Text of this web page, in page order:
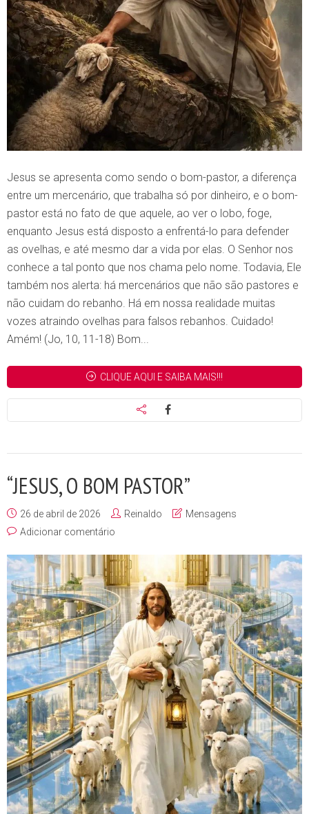
Jesus se apresenta como sendo o bom-pastor, a diferença
entre um mercenário, que trabalha só por dinheiro, e o bom-
pastor está no fato de que aquele, ao ver o lobo, foge,
enquanto Jesus está disposto a enfrentá-lo para defender
as ovelhas, e até mesmo dar a vida por elas. O Senhor nos
conhece a tal ponto que nos chama pelo nome. Todavia, Ele
também nos alerta: há mercenários que não são pastores e
não cuidam do rebanho. Há em nossa realidade muitas
vozes atraindo ovelhas para falsos rebanhos. Cuidado!
Amém! (Jo, 10, 11-18) Bom...
CLIQUE AQUI E SAIBA MAIS!!!
“JESUS, O BOM PASTOR”
26 de abril de 2026 Reinaldo
Mensagens
Adicionar comentário